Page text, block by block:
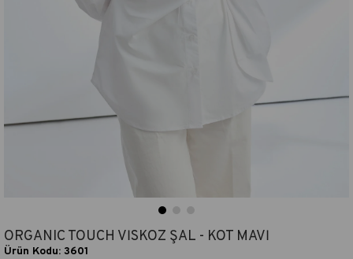
ORGANIC TOUCH VİSKOZ ŞAL - KOT MAVİ
Ürün Kodu: 3601